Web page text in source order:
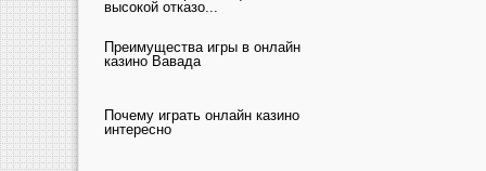
высокой отказо...
Преимущества игры в онлайн
казино Вавада
Почему играть онлайн казино
интересно